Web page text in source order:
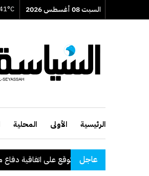
السبت 08 أغسطس 2026
الرئيسية الأولى المحلية
عاجل
وباكستان وتركيا توقع على اتفاقية دفاع مشترك